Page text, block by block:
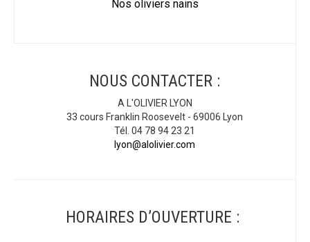
Nos oliviers nains
NOUS CONTACTER :
A L'OLIVIER LYON
33 cours Franklin Roosevelt - 69006 Lyon
Tél. 04 78 94 23 21
lyon@alolivier.com
HORAIRES D’OUVERTURE :